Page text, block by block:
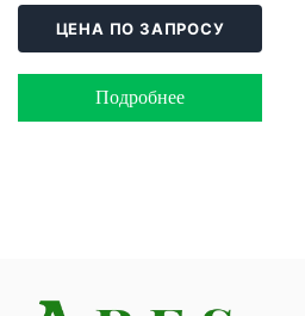
ЦЕНА ПО ЗАПРОСУ
Подробнее